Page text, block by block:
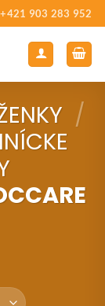
+421 903 283 952
/